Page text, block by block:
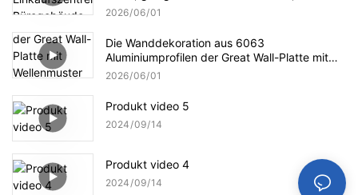
Bürogebäude und Außenwandgestaltung –
2026 06 01
Die Wanddekoration aus 6063
Aluminiumprofilen der Great Wall-Platte mit
Wellenmuster ist in Farbe und Größe
2026 06 01
Produkt video 5
2024 09 14
Produkt video 4
2024 09 14